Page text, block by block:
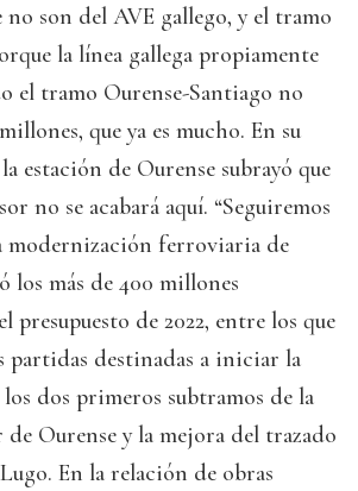
no son del AVE gallego, y el tramo
la línea gallega propiamente
el tramo Ourense-Santiago no
que ya es mucho. En su
estación de Ourense subrayó que
no se acabará aquí. “Seguiremos
modernización ferroviaria de
los más de 400 millones
presupuesto de 2022, entre los que
partidas destinadas a iniciar la
dos primeros subtramos de la
Ourense y la mejora del trazado
En la relación de obras